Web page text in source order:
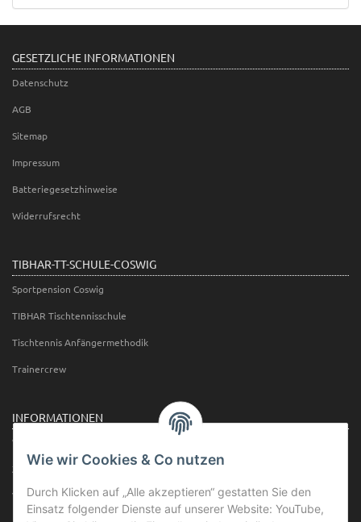
GESETZLICHE INFORMATIONEN
Datenschutz
AGB
Sitemap
Impressum
Batteriegesetzhinweise
Widerrufsrecht
TIBHAR-TT-SCHULE-COSWIG
Sportpension Coswig
TIBHAR Tischtennisschule
Tischtennis Anfängermethodik
Trainercrew
INFORMATIONEN
Wir über uns
Zahlungsmöglichkeiten
Versandinformationen
Wie wir Cookies & Co nutzen
Durch Klicken auf „Alle akzeptieren“ gestatten Sie den
Einsatz folgender Dienste auf unserer Website: YouTube,